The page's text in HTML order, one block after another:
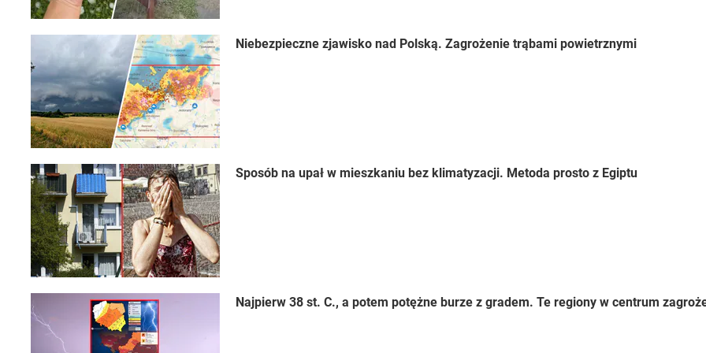
Niebezpieczne zjawisko nad Polską. Zagrożenie trąbami powietrznymi
Sposób na upał w mieszkaniu bez klimatyzacji. Metoda prosto z Egiptu
Najpierw 38 st. C., a potem potężne burze z gradem. Te regiony w centrum